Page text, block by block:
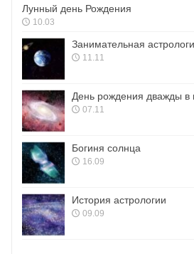
Лунный день Рождения
10.03
Занимательная
11.11
День рождения дважды в
07.11
Богиня солнца
16.09
История астрологии
09.09